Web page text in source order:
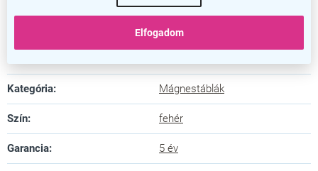
Elfogadom
üvegtáblát, és tegye hatékonyabbá az ötleteléseket
Kiegészítő paraméterek
Kategória: Mágnestáblák
Szín: fehér
Garancia: 5 év